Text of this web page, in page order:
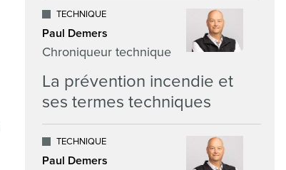
TECHNIQUE
Paul Demers
Chroniqueur technique
La prévention incendie et
ses termes techniques
TECHNIQUE
Paul Demers